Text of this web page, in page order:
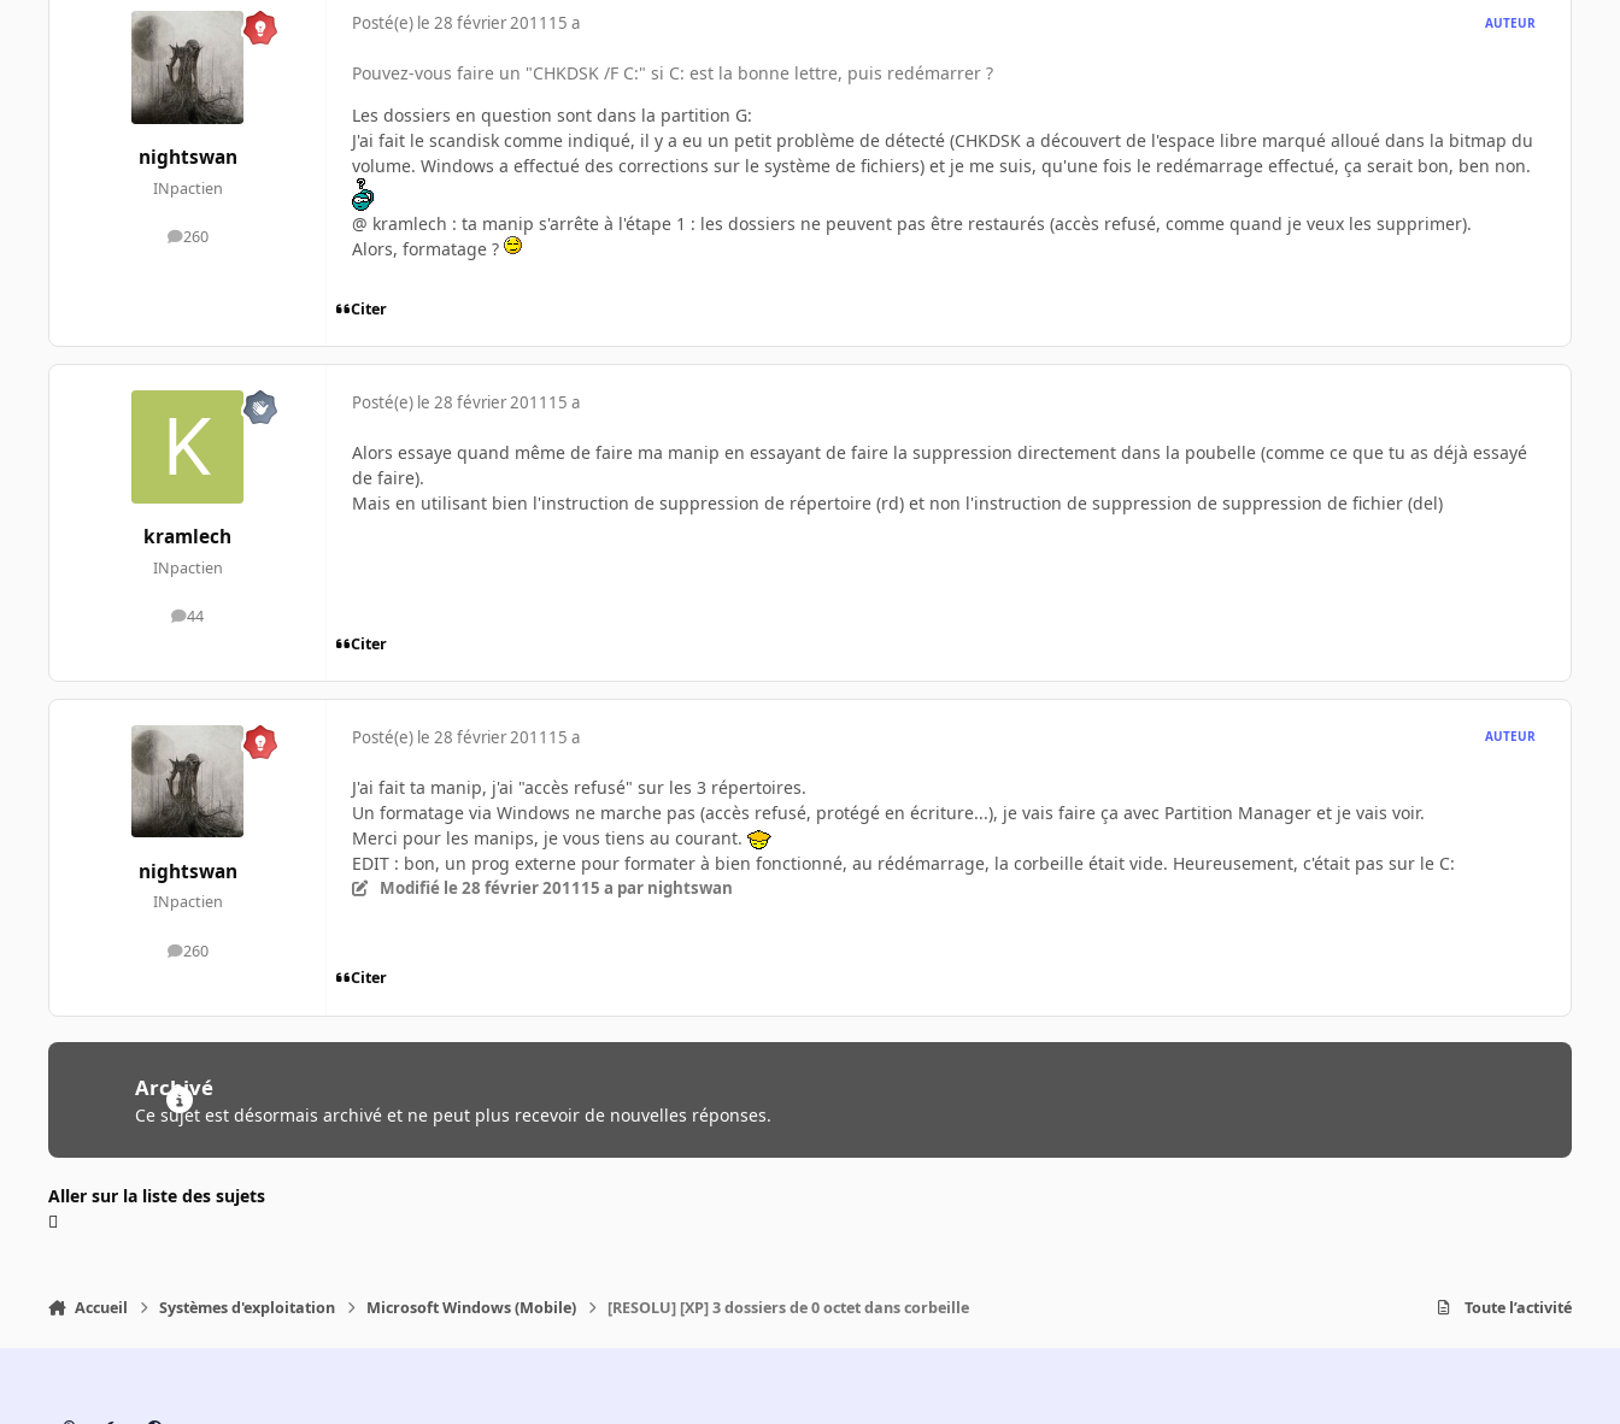
nightswan
INpactien
260
messages
Posté(e) le 28 février 2011 15 a AUTEUR
Pouvez-vous faire un "CHKDSK /F C:" si C: est la bonne lettre, puis redémarrer ?
Les dossiers en question sont dans la partition G:
J'ai fait le scandisk comme indiqué, il y a eu un petit problème de détecté (CHKDSK a découvert de l'espace libre marqué alloué dans la bitmap du
volume. Windows a effectué des corrections sur le système de fichiers) et je me suis, qu'une fois le redémarrage effectué, ça serait bon, ben non.
@ kramlech : ta manip s'arrête à l'étape 1 : les dossiers ne peuvent pas être restaurés (accès refusé, comme quand je veux les supprimer).
Alors, formatage ?
Citer
kramlech
INpactien
44
messages
Posté(e) le 28 février 2011 15 a
Alors essaye quand même de faire ma manip en essayant de faire la suppression directement dans la poubelle (comme ce que tu as déjà essayé
de faire).
Mais en utilisant bien l'instruction de suppression de répertoire (rd) et non l'instruction de suppression de suppression de fichier (del)
Citer
nightswan
INpactien
260
messages
Posté(e) le 28 février 2011 15 a AUTEUR
J'ai fait ta manip, j'ai "accès refusé" sur les 3 répertoires.
Un formatage via Windows ne marche pas (accès refusé, protégé en écriture...), je vais faire ça avec Partition Manager et je vais voir.
Merci pour les manips, je vous tiens au courant.
EDIT : bon, un prog externe pour formater à bien fonctionné, au rédémarrage, la corbeille était vide. Heureusement, c'était pas sur le C:
Modifié le 28 février 201115 a par nightswan
Citer
Archivé
Ce sujet est désormais archivé et ne peut plus recevoir de nouvelles réponses.
Aller sur la liste des sujets
Accueil Systèmes d'exploitation Microsoft Windows (Mobile) [RESOLU] [XP] 3 dossiers de 0 octet dans corbeille Toute l’activité
Light ModeDark ModeSystem Preference